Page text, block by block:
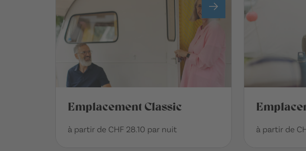
Emplacement Classic
à partir de CHF 28.10 par nuit à partir de